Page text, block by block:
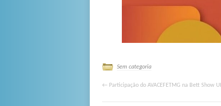
Sem categoria
← Participação do AVACEFETMG na Bett Show